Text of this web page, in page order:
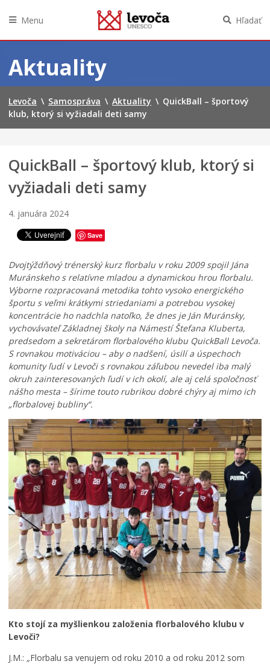
obsah
Menu Hľadať
Aktuality
Levoča \ Samospráva \ Aktuality \ QuickBall – športový
klub, ktorý si vyžiadali deti samy
QuickBall – športový klub, ktorý si
vyžiadali deti samy
4. januára 2024
Save
Dvojtýždňový trénerský kurz florbalu v roku 2009 spojil Jána
Muránskeho s relatívne mladou a dynamickou hrou florbalu.
Výborne rozpracovaná metodika tohto vysoko energického
športu s veľmi krátkymi striedaniami a potrebou vysokej
koncentrácie ho nadchla natoľko, že dnes je Ján Muránsky,
vychovávateľ Základnej školy na Námestí Štefana Kluberta,
predsedom a sekretárom florbalového klubu QuickBall Levoča.
S rovnakou motiváciou – aby o nadšení, úsilí a úspechoch
komunity ľudí v Levoči s rovnakou záľubou nevedel iba malý
okruh zainteresovaných ľudí v ich okolí, ale aj celá spoločnosť
nášho mesta – šírime touto rubrikou dobré chýry aj mimo ich
„florbalovej bubliny“.
Kto stojí za myšlienkou založenia florbalového klubu v
Levoči?
J.M.: „Florbalu sa venujem od roku 2010 a od roku 2012 som